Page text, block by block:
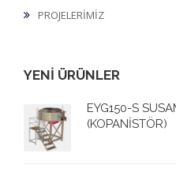
PROJELERİMİZ
YENİ ÜRÜNLER
EYG150-S
(KOPANİSTÖR)